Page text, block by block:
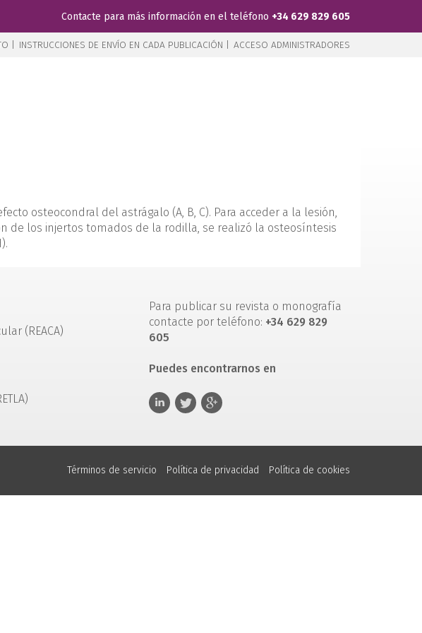
Contacte para más información en el teléfono +34 629 829 605
| INSTRUCCIONES DE ENVÍO EN CADA PUBLICACIÓN | ACCESO ADMINISTRADORES
osteocondral del astrágalo (A, B, C). Para acceder a la lesión,
de los injertos tomados de la rodilla, se realizó la osteosíntesis
(REACA)
Para publicar su revista o monografía
contacte por teléfono: +34 629 829
605
Puedes encontrarnos en
Términos de servicio Política de privacidad Política de cookies